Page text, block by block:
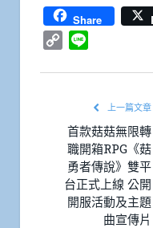
Share
Copy
上一篇文章
首款菇菇無限轉
職開箱RPG《菇
勇者傳說》雙平
台正式上線 公開
開服活動及主題
曲宣傳片